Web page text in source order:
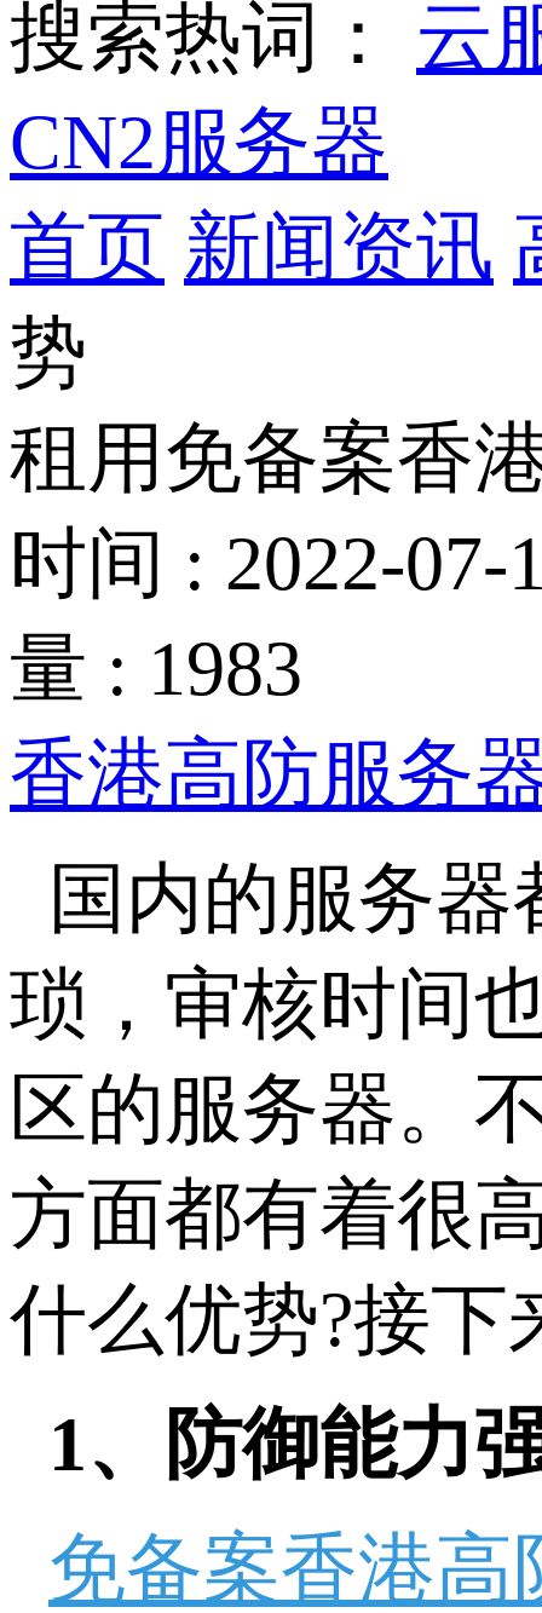
搜索热词： 云
CN2服务器
首页 新闻资讯
势
租用免备案香
时间 : 2022-07-
量 : 1983
香港高防服务
国内的服务
琐，审核时间
区的服务器。
方面都有着很
什么优势?接
1、防御能力
免备案香港高